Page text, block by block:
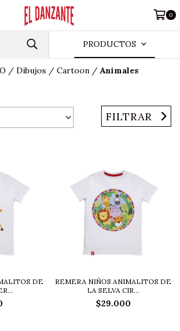
0
PRODUCTOS
/ Dibujos / Cartoon / Animales
FILTRAR
DE
REMERA NIÑOS ANIMALITOS DE
LA SELVA CIR...
$29.000